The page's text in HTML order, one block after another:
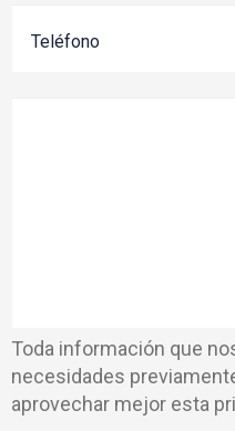
Toda información que
necesidades
aprovechar mejor esta